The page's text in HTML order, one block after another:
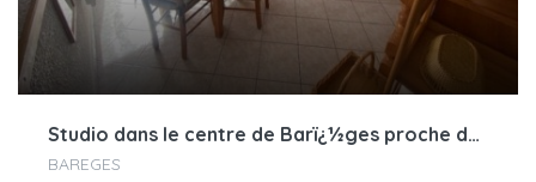
Studio dans le centre de Barï¿½ges proche du jardin
BAREGES